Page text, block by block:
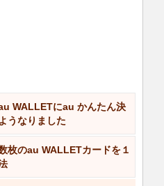
WALLETにau かんたん決
うなりました
枚のau WALLETカードを１